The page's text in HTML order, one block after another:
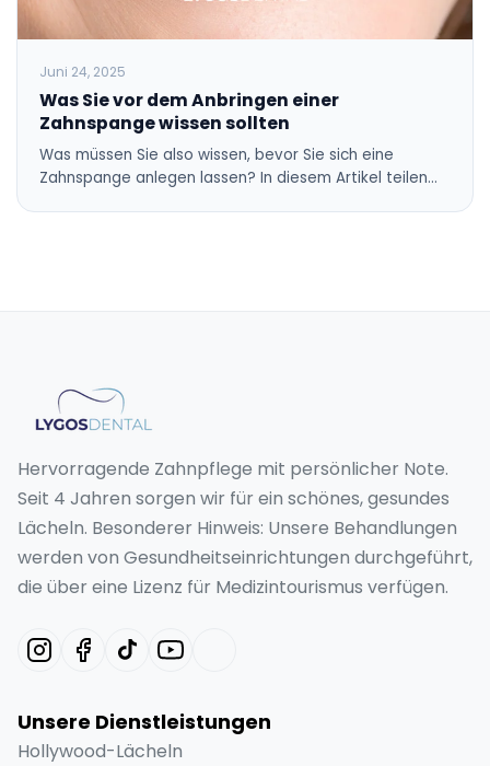
Juni 24, 2025
Was Sie vor dem Anbringen einer
Zahnspange wissen sollten
Was müssen Sie also wissen, bevor Sie sich eine
Zahnspange anlegen lassen? In diesem Artikel teilen…
Hervorragende Zahnpflege mit persönlicher Note.
Seit 4 Jahren sorgen wir für ein schönes, gesundes
Lächeln. Besonderer Hinweis: Unsere Behandlungen
werden von Gesundheitseinrichtungen durchgeführt,
die über eine Lizenz für Medizintourismus verfügen.
Unsere Dienstleistungen
Hollywood-Lächeln